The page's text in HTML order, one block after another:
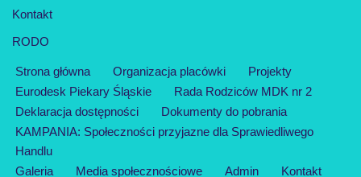
Kontakt
RODO
Strona główna Organizacja placówki
Projekty
Eurodesk Piekary Śląskie
Rada Rodziców MDK nr 2
Deklaracja dostępności
Dokumenty do pobrania
KAMPANIA: Społeczności przyjazne dla Sprawiedliwego
Handlu
Galeria
Media społecznościowe Admin Kontakt